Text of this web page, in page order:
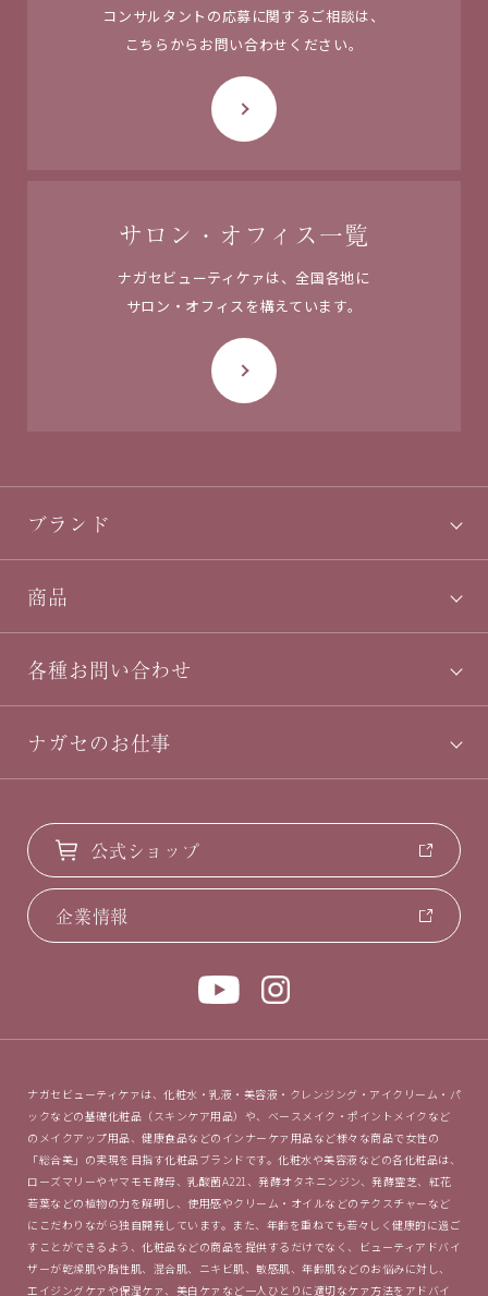
コンサルタントの応募に関するご相談は、
こちらからお問い合わせください。
サロン・オフィス一覧
ナガセビューティケァは、 全国各地に
サロン・オフィスを構えています。
ブランド
商品
各種お問い合わせ
ナガセのお仕事
公式ショップ
企業情報
ナガセビューティケァは、化粧水・乳液・美容液・クレンジング・アイクリーム・パ
ックなどの基礎化粧品（スキンケア用品）や、ベースメイク・ポイントメイクなど
のメイクアップ用品、健康食品などのインナーケァ用品など様々な商品で女性の
「総合美」の実現を目指す化粧品ブランドです。化粧水や美容液などの各化粧品は、
ローズマリーやヤマモモ酵母、乳酸菌A221、発酵オタネニンジン、発酵霊芝、紅花
若葉などの植物の力を解明し、使用感やクリーム・オイルなどのテクスチャーなど
にこだわりながら独自開発しています。また、年齢を重ねても若々しく健康的に過ご
すことができるよう、化粧品などの商品を提供するだけでなく、ビューティアドバイ
ザーが乾燥肌や脂性肌、混合肌、ニキビ肌、敏感肌、年齢肌などのお悩みに対し、
エイジングケァや保湿ケァ、美白ケァなど一人ひとりに適切なケァ方法をアドバイ